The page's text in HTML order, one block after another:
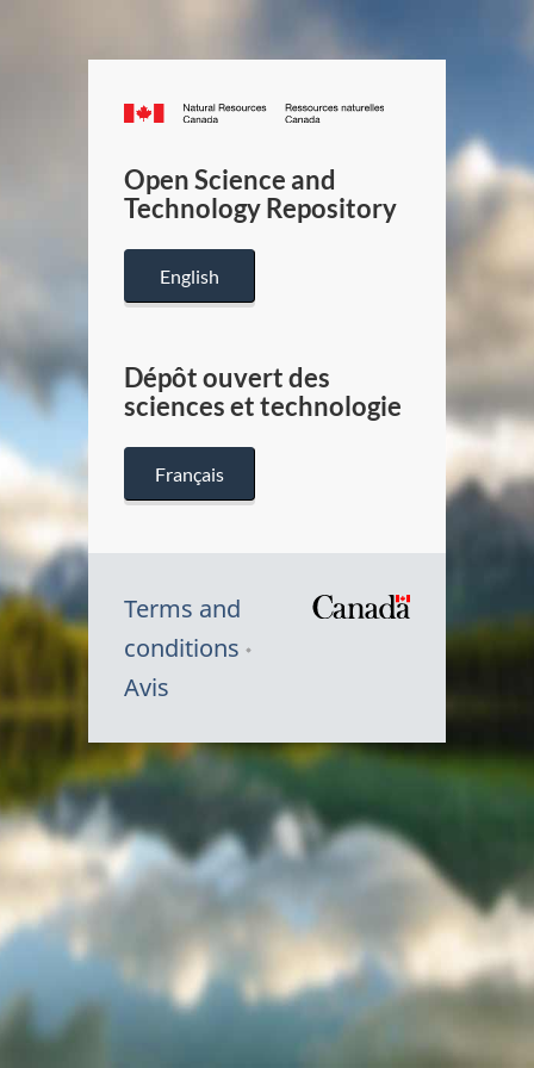
Canada.ca
/
Canada
Open Science and
Technology Repository
English
Dépôt ouvert des
sciences et technologie
Français
Terms and
conditions
Avis
Symbole
du